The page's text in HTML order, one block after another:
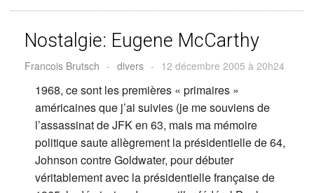
Nostalgie: Eugene McCarthy
Francois Brutsch - divers - 12 décembre 2005 à 20h24
1968, ce sont les premières « primaires »
américaines que j’ai suivies (je me souviens de
l’assassinat de JFK en 63, mais ma mémoire
politique saute allègrement la présidentielle de 64,
Johnson contre Goldwater, pour débuter
véritablement avec la présidentielle française de